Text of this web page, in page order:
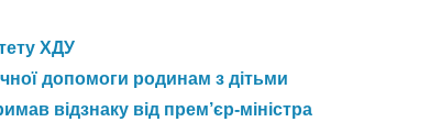
ХДУ
допомоги родинам з дітьми
відзнаку від прем’єр-міністра